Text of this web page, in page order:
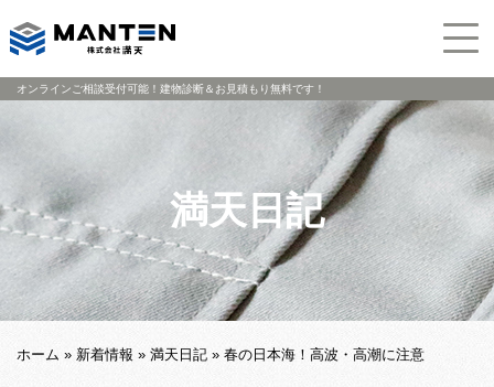
オンラインご相談受付可能！建物診断＆お見積もり無料です！
満天日記
ホーム » 新着情報 » 満天日記 » 春の日本海！高波・高潮に注意